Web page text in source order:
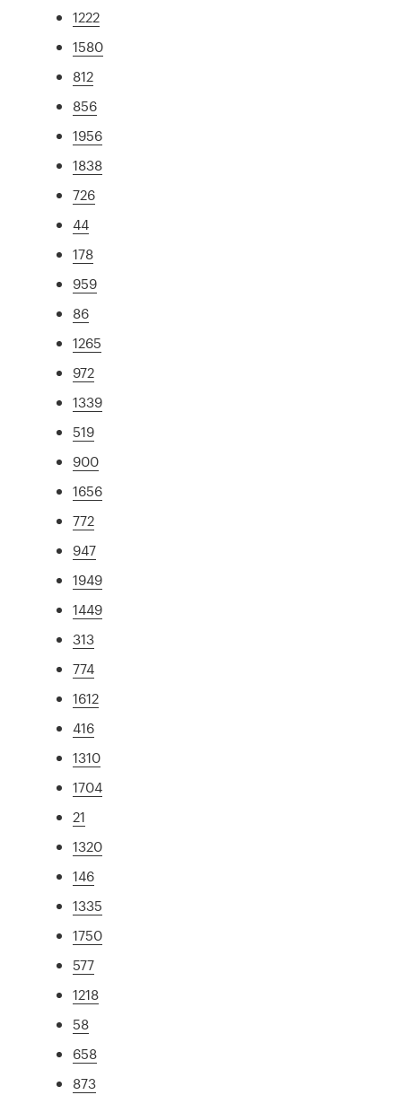
1222
1580
812
856
1956
1838
726
44
178
959
86
1265
972
1339
519
900
1656
772
947
1949
1449
313
774
1612
416
1310
1704
21
1320
146
1335
1750
577
1218
58
658
873